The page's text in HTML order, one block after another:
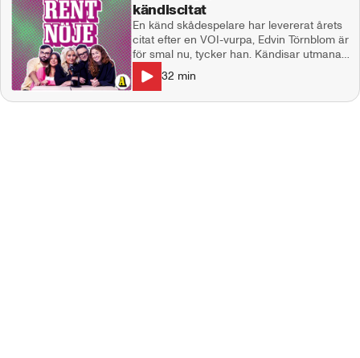
kändiscitat
En känd skådespelare har levererat årets
citat efter en VOI-vurpa, Edvin Törnblom är
för smal nu, tycker han. Kändisar utmanas
till det extrema i TV och gör sig folk
dummare än vad de är, i Sveriges
32 min